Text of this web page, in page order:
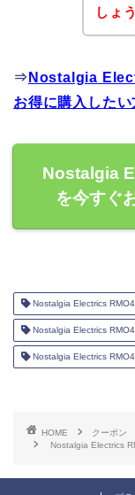
しょ
⇒ Nostalgia
お得に購入したい
Nostalgia
を今すぐ
Nostalgia Electrics
Nostalgia Electrics
Nostalgia Electrics
HOME
クーポン
Nostalgia Electrics